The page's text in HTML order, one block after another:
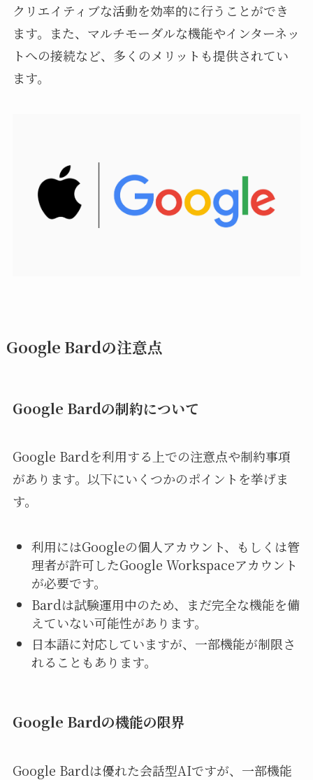
クリエイティブな活動を効率的に行うことができ
ます。また、マルチモーダルな機能やインターネッ
トへの接続など、多くのメリットも提供されてい
ます。
Google Bardの注意点
Google Bardの制約について
Google Bardを利用する上での注意点や制約事項
があります。以下にいくつかのポイントを挙げま
す。
利用にはGoogleの個人アカウント、もしくは管
理者が許可したGoogle Workspaceアカウント
が必要です。
Bardは試験運用中のため、まだ完全な機能を備
えていない可能性があります。
日本語に対応していますが、一部機能が制限さ
れることもあります。
Google Bardの機能の限界
Google Bardは優れた会話型AIですが、一部機能